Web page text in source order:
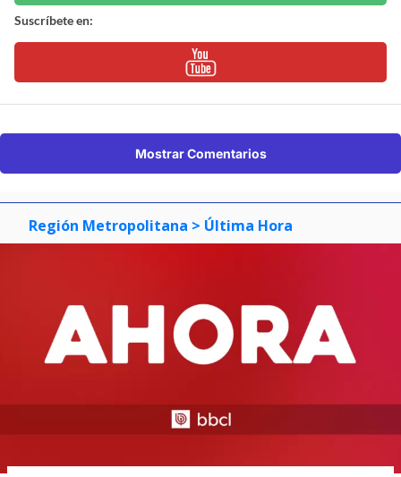
Suscríbete en:
Mostrar Comentarios
Región Metropolitana > Última Hora